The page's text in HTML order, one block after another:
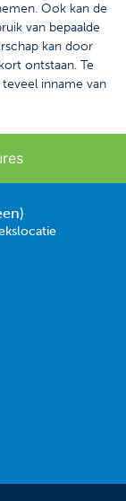
Ook kan de
van bepaalde
kan door
ontstaan. Te
inname van